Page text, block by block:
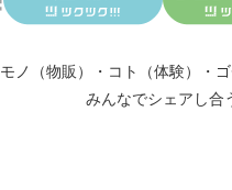
モノ（物販） ・ コト（体験） ・
みんなでシェアし合